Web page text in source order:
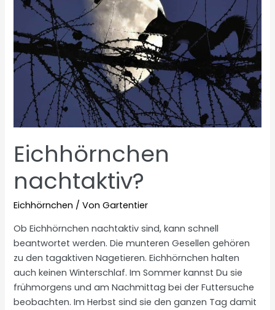
Eichhörnchen
nachtaktiv?
Eichhörnchen / VonGartentier
Ob Eichhörnchen nachtaktiv sind, kann schnell
beantwortet werden. Die munteren Gesellen gehören
zu den tagaktiven Nagetieren. Eichhörnchen halten
auch keinen Winterschlaf. Im Sommer kannst Du sie
frühmorgens und am Nachmittag bei der Futtersuche
beobachten. Im Herbst sind sie den ganzen Tag damit